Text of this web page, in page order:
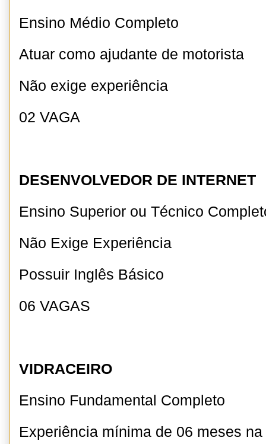
Ensino Médio Completo
Atuar como ajudante de motorista
Não exige experiência
02 VAGA
DESENVOLVEDOR DE INTERNET
Ensino Superior ou Técnico
Não Exige Experiência
Possuir Inglês Básico
06 VAGAS
VIDRACEIRO
Ensino Fundamental Completo
Experiência mínima de 06 meses na